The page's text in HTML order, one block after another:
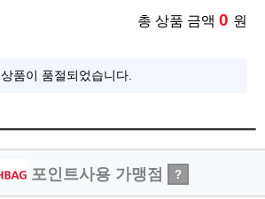
총 상품 금액 0 원
상품이 품절되었습니다.
포인트사용 가맹점 ?